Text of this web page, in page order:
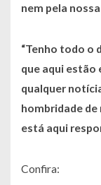
nem pela
“Tenho todo o
que aqui estão
qualquer
hombridade
está aqui
Confira: